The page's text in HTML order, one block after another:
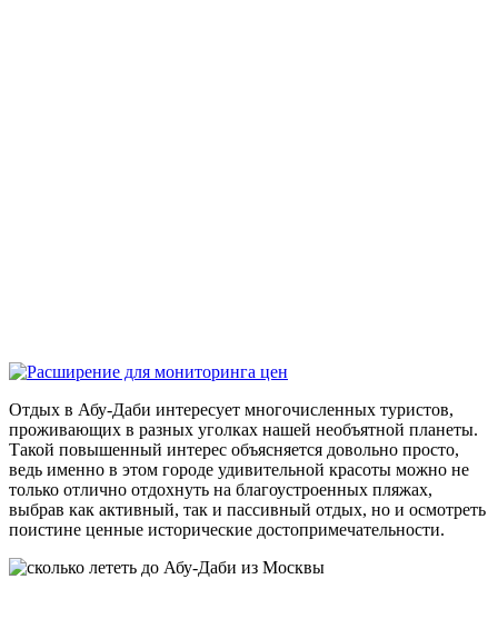
Отдых в Абу-Даби интересует многочисленных туристов,
проживающих в разных уголках нашей необъятной планеты.
Такой повышенный интерес объясняется довольно просто,
ведь именно в этом городе удивительной красоты можно не
только отлично отдохнуть на благоустроенных пляжах,
выбрав как активный, так и пассивный отдых, но и осмотреть
поистине ценные исторические достопримечательности.